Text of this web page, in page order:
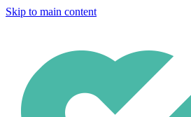
Skip to main content